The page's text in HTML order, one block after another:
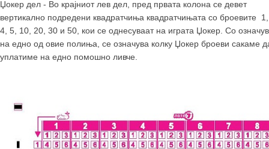
Џокер дел - Во крајниот лев дел, пред првата колона се девет
вертикално подредени квадратчиња квадратчињата со броевите
4, 5, 10, 20, 30 и 50, кои се однесуваат на играта Џокер. Со
на едно од овие полиња, се означува колку Џокер броеви сакаме
уплатиме на едно помошно ливче.